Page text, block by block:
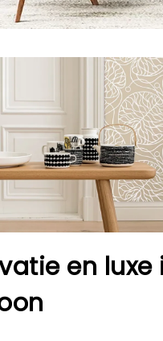
en luxe